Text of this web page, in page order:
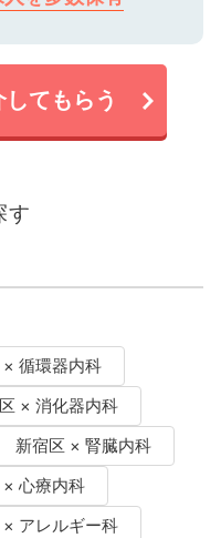
てもらう
す
× 循環器内科
× 消化器内科
新宿区 × 腎臓内科
× 心療内科
× アレルギー科